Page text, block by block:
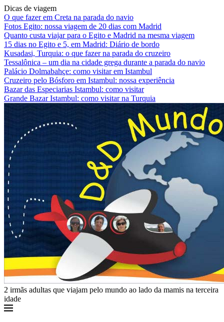
Dicas de viagem
O que fazer em Creta na parada do navio
Fotos Egito: nossa viagem de 20 dias com Madrid
Quanto custa viajar para o Egito e Madrid na mesma viagem
15 dias no Egito e 5, em Madrid: Diário de bordo
Kusadasi, Turquia: o que fazer na parada do cruzeiro
Tessalônica – um dia na cidade grega durante a parada do navio
Palácio Dolmabahçe: como visitar em Istambul
Cruzeiro pelo Bósforo em Istambul: nossa experiência
Bazar das Especiarias Istambul: como visitar
Grande Bazar Istambul: como visitar na Turquia
2 irmãs adultas que viajam pelo mundo ao lado da mamis na terceira
idade